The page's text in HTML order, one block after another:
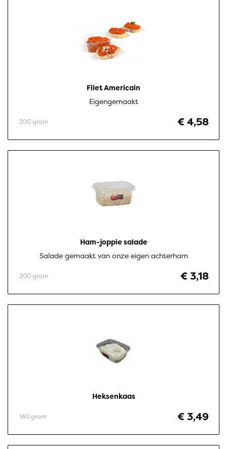
Filet Americain
Eigengemaakt
€ 4,58
200 gram
Ham-joppie salade
Salade gemaakt van onze eigen achterham
€ 3,18
200 gram
Heksenkaas
€ 3,49
140 gram